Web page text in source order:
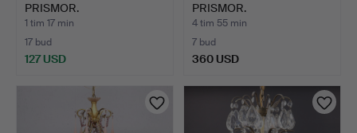
PRISMOR.
Mässingsstomme med …
1 tim 17 min
17 bud
127 USD
PRISMOR.
Mässingsstomme med …
4 tim 55 min
7 bud
360 USD